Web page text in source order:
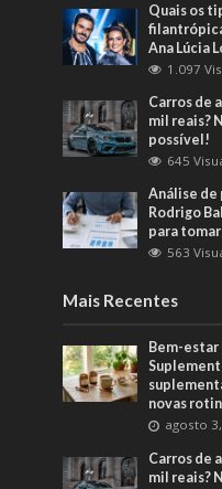
Quais os
Ana Lúcia
1.097
Carros de
mil reais?
possível!
645
Análise de
Rodrigo
para
563
Mais Recentes
Bem-estar
novas
agosto
Carros de
mil reais?